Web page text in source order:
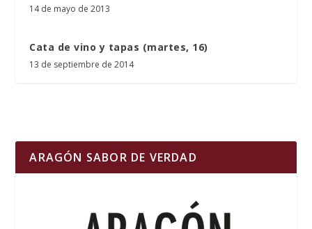
14 de mayo de 2013
Cata de vino y tapas (martes, 16)
13 de septiembre de 2014
ARAGÓN SABOR DE VERDAD